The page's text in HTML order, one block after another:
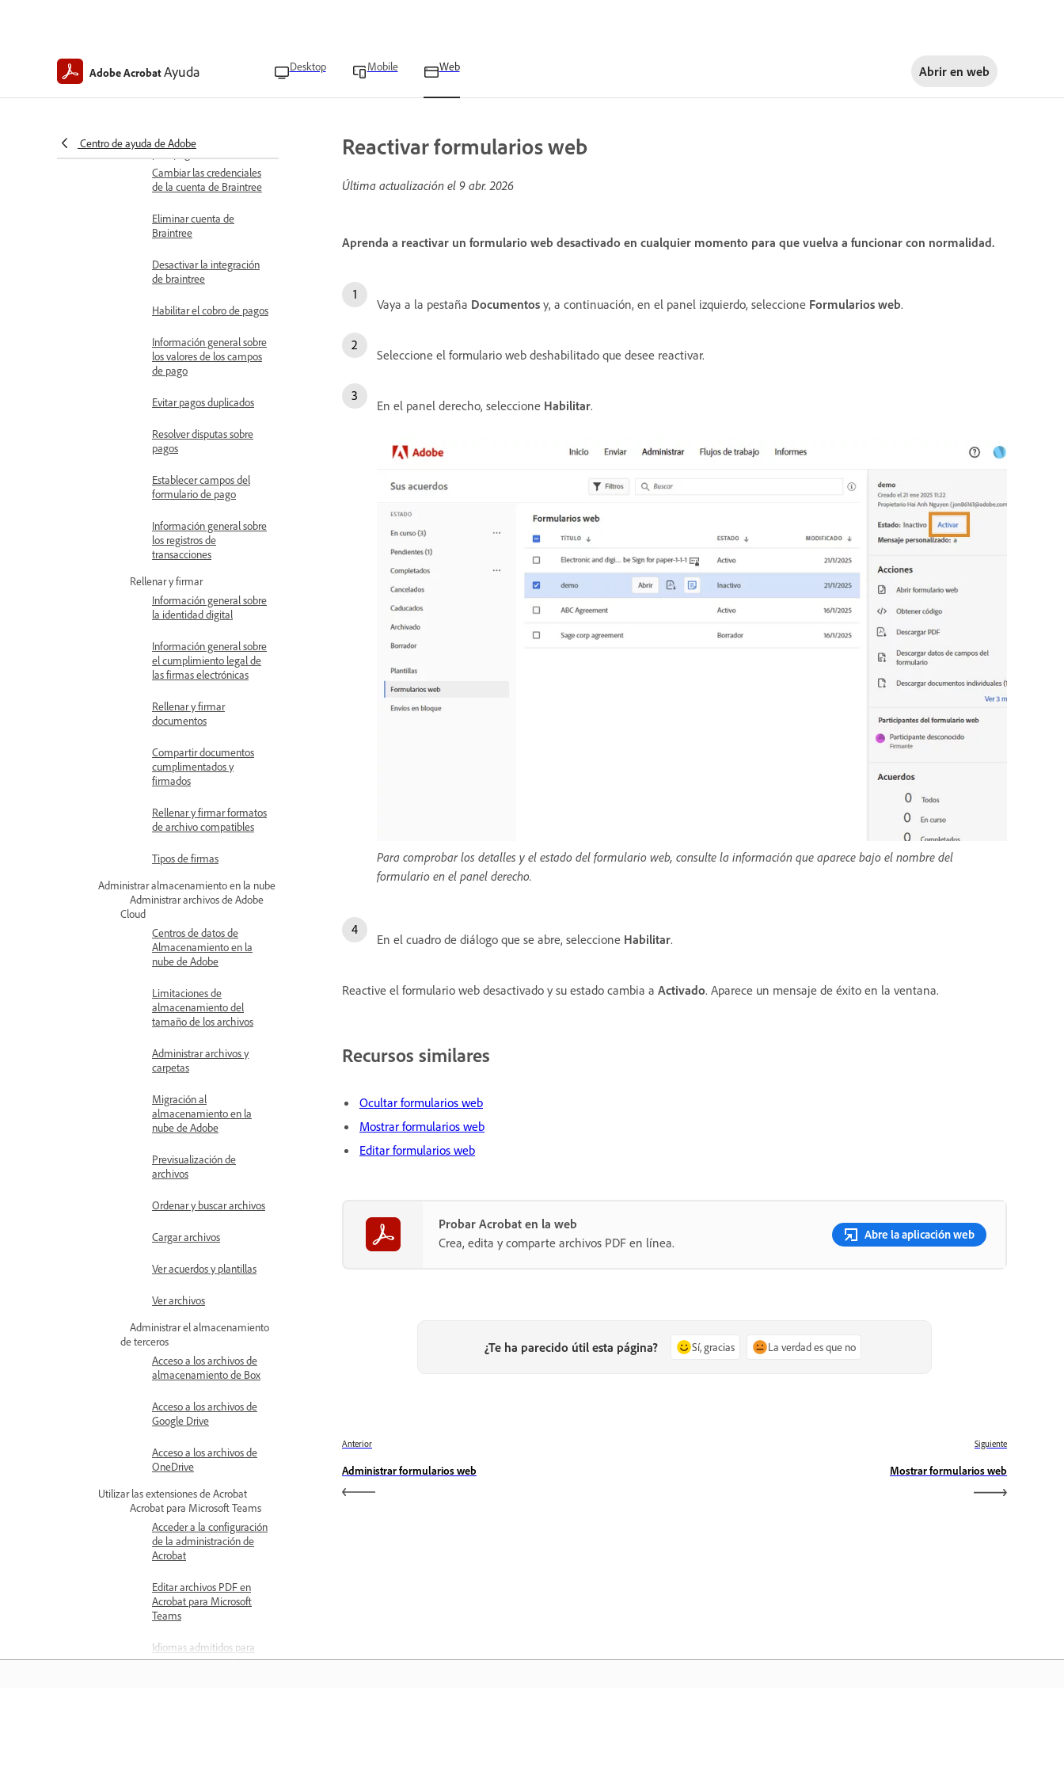
Adobe AcrobatAyuda Desktop Mobile Web Abrir en web
Centro de ayuda de Adobe
Mostrar formularios web
Recopilar pagos en línea
Cambiar las credenciales
de la cuenta de Braintree
Eliminar cuenta de
Braintree
Desactivar la integración
de braintree
Habilitar el cobro de pagos
Información general sobre
los valores de los campos
de pago
Evitar pagos duplicados
Resolver disputas sobre
pagos
Establecer campos del
formulario de pago
Información general sobre
los registros de
transacciones
Rellenar y firmar
Información general sobre
la identidad digital
Información general sobre
el cumplimiento legal de
las firmas electrónicas
Rellenar y firmar
documentos
Compartir documentos
cumplimentados y
firmados
Rellenar y firmar formatos
de archivo compatibles
Tipos de firmas
Administrar almacenamiento en la nube
Administrar archivos de Adobe
Cloud
Centros de datos de
Almacenamiento en la
nube de Adobe
Limitaciones de
almacenamiento del
tamaño de los archivos
Administrar archivos y
carpetas
Migración al
almacenamiento en la
nube de Adobe
Previsualización de
archivos
Ordenar y buscar archivos
Cargar archivos
Ver acuerdos y plantillas
Ver archivos
Administrar el almacenamiento
de terceros
Acceso a los archivos de
almacenamiento de Box
Acceso a los archivos de
Google Drive
Acceso a los archivos de
OneDrive
Utilizar las extensiones de Acrobat
Acrobat para Microsoft Teams
Acceder a la configuración
de la administración de
Acrobat
Editar archivos PDF en
Acrobat para Microsoft
Teams
Idiomas admitidos para
Acrobat en Microsoft
Reactivar formularios web
Última actualización el 9 abr. 2026
Aprenda a reactivar un formulario web desactivado en cualquier momento para que vuelva a funcionar con normalidad.
Vaya a la pestaña Documentos y, a continuación, en el panel izquierdo, seleccione Formularios web.
Seleccione el formulario web deshabilitado que desee reactivar.
En el panel derecho, seleccione Habilitar.
Para comprobar los detalles y el estado del formulario web, consulte la información que aparece bajo el nombre del
formulario en el panel derecho.
En el cuadro de diálogo que se abre, seleccione Habilitar.
Reactive el formulario web desactivado y su estado cambia a Activado. Aparece un mensaje de éxito en la ventana.
Recursos similares
Ocultar formularios web
Mostrar formularios web
Editar formularios web
Probar Acrobat en la web
Crea, edita y comparte archivos PDF en línea.
Abre la aplicación web
¿Te ha parecido útil esta página? Sí, gracias La verdad es que no
Anterior
Administrar formularios web
Siguiente
Mostrar formularios web